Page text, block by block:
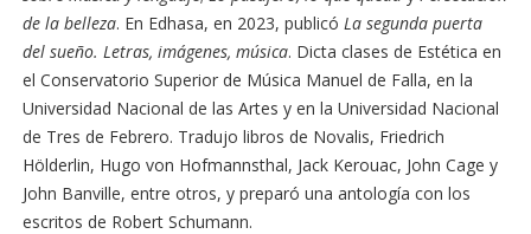
de la belleza. En Edhasa, en 2023, publicó La segunda puerta
del sueño. Letras, imágenes, música. Dicta clases de Estética en
el Conservatorio Superior de Música Manuel de Falla, en la
Universidad Nacional de las Artes y en la Universidad Nacional
de Tres de Febrero. Tradujo libros de Novalis, Friedrich
Hölderlin, Hugo von Hofmannsthal, Jack Kerouac, John Cage y
John Banville, entre otros, y preparó una antología con los
escritos de Robert Schumann.